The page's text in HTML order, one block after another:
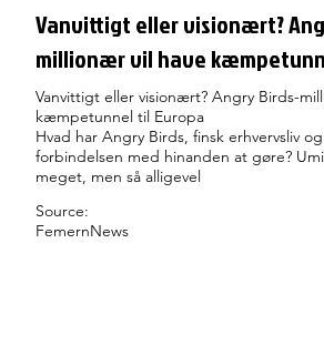
Vanvittigt eller visionært?
millionær vil have
Vanvittigt eller visionært? Angry Birds-
kæmpetunnel til Europa
Hvad har Angry Birds, finsk erhvervsliv
forbindelsen med hinanden at gøre?
meget, men så alligevel
FemernNews
Source: